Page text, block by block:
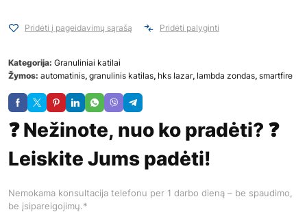
Pridėti į pageidavimų sąrašą Pridėti palyginti
Kategorija: Granuliniai katilai
Žymos: automatinis, granulinis katilas, hks lazar, lambda zondas, smartfire
❓ Nežinote, nuo ko pradėti? ❓
Leiskite Jums padėti!
Nemokama konsultacija telefonu per 1 darbo dieną – be spaudimo,
be įsipareigojimų.*